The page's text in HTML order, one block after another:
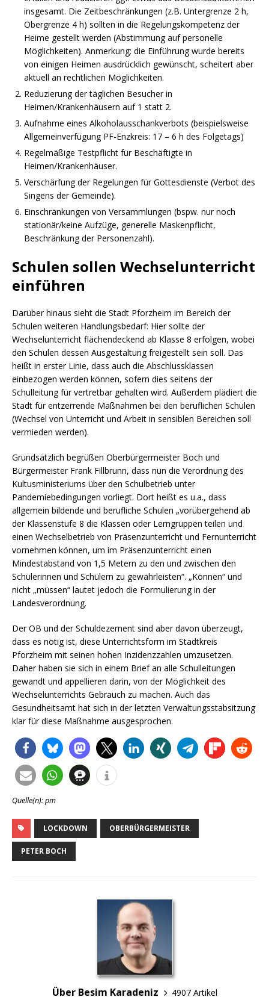
insgesamt. Die Zeitbeschränkungen (z.B. Untergrenze 2 h,
Obergrenze 4 h) sollten in die Regelungskompetenz der
Heime gestellt werden (Abstimmung auf personelle
Möglichkeiten). Anmerkung: die Einführung wurde bereits
von einigen Heimen ausdrücklich gewünscht, scheitert aber
aktuell an rechtlichen Möglichkeiten.
Reduzierung der täglichen Besucher in
Heimen/Krankenhäusern auf 1 statt 2.
Aufnahme eines Alkoholausschankverbots (beispielsweise
Allgemeinverfügung PF-Enzkreis: 17 – 6 h des Folgetags)
Regelmäßige Testpflicht für Beschäftigte in
Heimen/Krankenhäuser.
Verschärfung der Regelungen für Gottesdienste (Verbot des
Singens der Gemeinde).
Einschränkungen von Versammlungen (bspw. nur noch
stationär/keine Aufzüge, generelle Maskenpflicht,
Beschränkung der Personenzahl).
Schulen sollen Wechselunterricht
einführen
Darüber hinaus sieht die Stadt Pforzheim im Bereich der
Schulen weiteren Handlungsbedarf: Hier sollte der
Wechselunterricht flächendeckend ab Klasse 8 erfolgen, wobei
den Schulen dessen Ausgestaltung freigestellt sein soll. Das
heißt in erster Linie, dass auch die Abschlussklassen
einbezogen werden können, sofern dies seitens der
Schulleitung für vertretbar gehalten wird. Außerdem plädiert die
Stadt für entzerrende Maßnahmen bei den beruflichen Schulen
(Wechsel von Unterricht und Arbeit in sensiblen Bereichen soll
vermieden werden).
Grundsätzlich begrüßen Oberbürgermeister Boch und
Bürgermeister Frank Fillbrunn, dass nun die Verordnung des
Kultusministeriums über den Schulbetrieb unter
Pandemiebedingungen vorliegt. Dort heißt es u.a., dass
allgemein bildende und berufliche Schulen „vorübergehend ab
der Klassenstufe 8 die Klassen oder Lerngruppen teilen und
einen Wechselbetrieb von Präsenzunterricht und Fernunterricht
vornehmen können, um im Präsenzunterricht einen
Mindestabstand von 1,5 Metern zu den und zwischen den
Schülerinnen und Schülern zu gewährleisten“. „Können“ und
nicht „müssen“ lautet jedoch die Formulierung in der
Landesverordnung.
Der OB und der Schuldezernent sind aber davon überzeugt,
dass es nötig ist, diese Unterrichtsform im Stadtkreis
Pforzheim mit seinen hohen Inzidenzzahlen umzusetzen.
Daher haben sie sich in einem Brief an alle Schulleitungen
gewandt und appellieren darin, von der Möglichkeit des
Wechselunterrichts Gebrauch zu machen. Auch das
Gesundheitsamt hat sich in der letzten Verwaltungsstabsitzung
klar für diese Maßnahme ausgesprochen.
Quelle(n): pm
LOCKDOWN OBERBÜRGERMEISTER
PETER BOCH
Über Besim Karadeniz
4907 Artikel